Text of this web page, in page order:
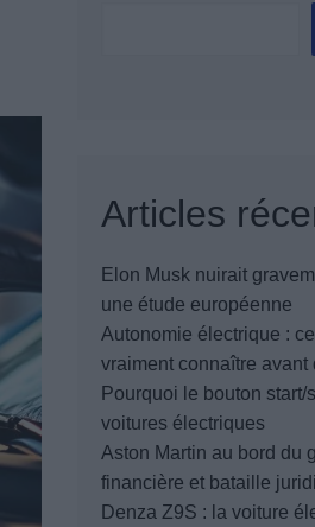
Articles
Elon Musk nuirait
une étude européenne
Autonomie électrique :
vraiment connaître avant
Pourquoi le bouton start/
voitures électriques
Aston Martin au bord du
financière et bataille
Denza Z9S : la voiture